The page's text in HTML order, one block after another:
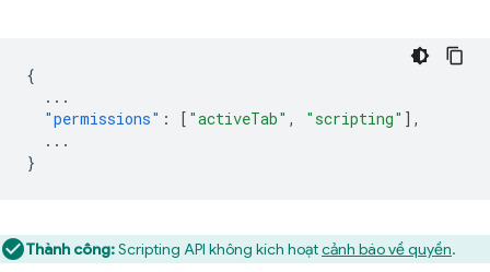
{
...
"permissions" : [ "activeTab" , "scripting" ],
...
}
Thành công:Scripting API không kích hoạtcảnh báo về quyền.